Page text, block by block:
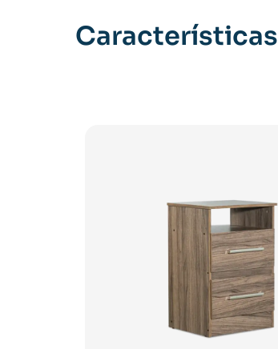
Características